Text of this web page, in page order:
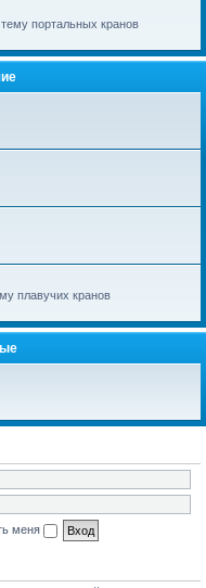
портальных кранов
плавучих кранов
меня